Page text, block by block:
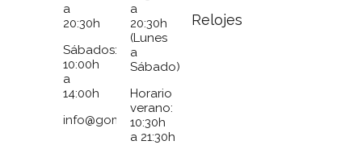
a
20:30h
Sábados:
10:00h
a
14:00h
info@gomezymolina.com
a
20:30h
(Lunes
a
Sábado)
Horario
verano:
10:30h
a 21:30h
Relojes